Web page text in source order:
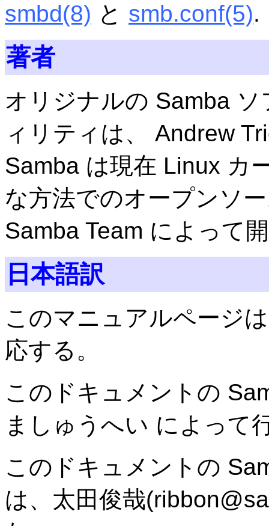
smbd(8) と smb.conf(5).
著者
オリジナルの Samba
ィリティは、 Andrew
Samba は現在 Linux カ
な方法でのオープンソ
Samba Team によって
日本語訳
このマニュアルページ
応する。
このドキュメントの
ましゅうへい によって
このドキュメントの
は、太田俊哉